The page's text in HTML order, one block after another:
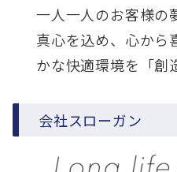
一人一人のお客様の
真心を込め、心から
かな快適環境を「創
会社スローガン